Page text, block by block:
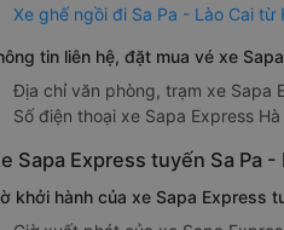
Xe ghế ngồi đi Sa Pa - Lào Cai từ
tin liên hệ, đặt mua vé xe
Địa chỉ văn phòng, trạm xe Sapa
Số điện thoại xe Sapa Express Hà
Sapa Express tuyến Sa Pa -
khởi hành của xe Sapa Express